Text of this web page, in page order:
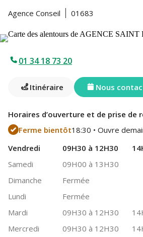
Agence Conseil
01683
01 34 18 73 20
Itinéraire Nous
Horaires d’ouverture et de prise de
Ferme bientôt18:30 • Ouvre
Vendredi
09H30 à 12H30
Samedi
09H00 à 13H30
Dimanche
Fermée
Lundi
Fermée
Mardi
09H30 à 12H30
Mercredi
09H30 à 12H30